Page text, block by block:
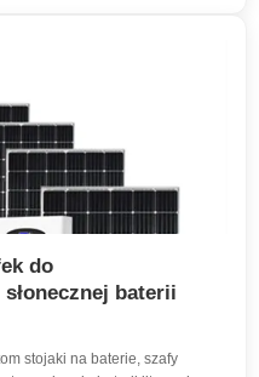
do
baterii
stojaki na baterie, szafy